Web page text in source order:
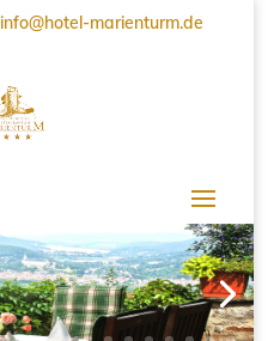
info@hotel-marienturm.de